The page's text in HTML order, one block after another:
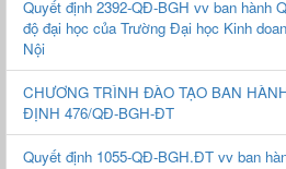
Quyết định 2392-QĐ-BGH vv ban hành
độ đại học của Trường Đại học Kinh
Nội
CHƯƠNG TRÌNH ĐÀO TẠO BAN
ĐỊNH 476/QĐ-BGH-ĐT
Quyết định 1055-QĐ-BGH.ĐT vv ban